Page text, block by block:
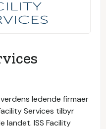
ledende firmaer
Services tilbyr
landet. ISS Facility